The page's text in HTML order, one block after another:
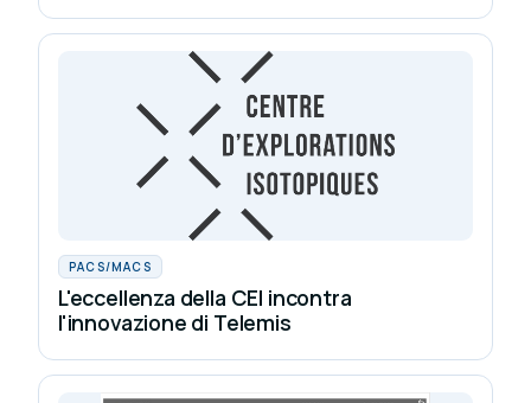
PACS/MACS
L'eccellenza della CEI incontra
l'innovazione di Telemis